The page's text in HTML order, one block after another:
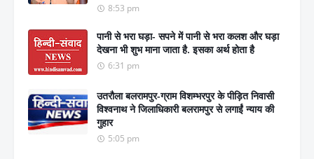
8:53 pm
पानी से भरा घड़ा- सपने में पानी से भरा कलश और घड़ा
देखना भी शुभ माना जाता है. इसका अर्थ होता है
6:31 pm
उतरौला बलरामपुर-ग्राम विशम्भरपुर के पीड़ित निवासी
विश्वनाथ ने जिलाधिकारी बलरामपुर से लगाईं न्याय की
गुहार
5:05 pm